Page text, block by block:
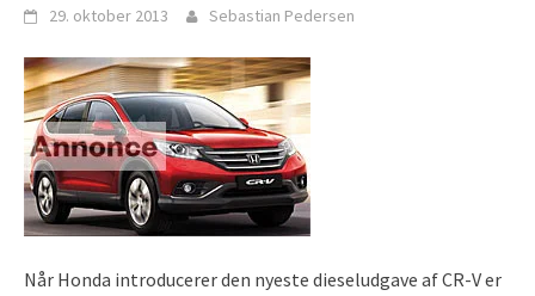
29. oktober 2013 Sebastian Pedersen
Når Honda introducerer den nyeste dieseludgave af CR-V er